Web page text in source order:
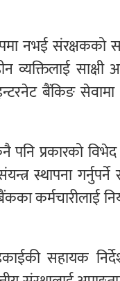
नभई संरक्षकको
साक्षी
बैंकिङ
पनि प्रकारको
स्थापना गर्नुपर्ने
कर्मचारीलाई
सहायक